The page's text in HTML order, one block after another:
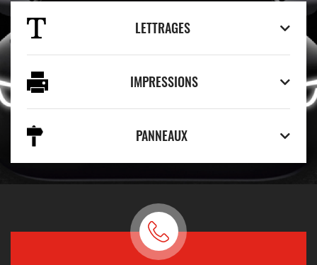
LETTRAGES
IMPRESSIONS
PANNEAUX